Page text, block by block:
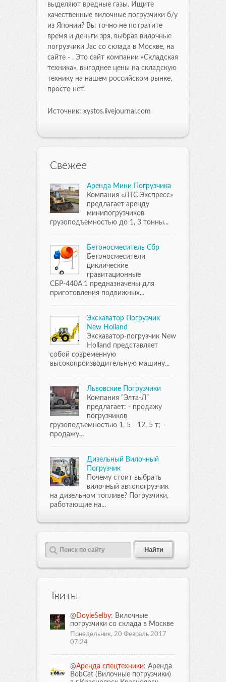
выделяют вредные газы. Ищите
качественные вилочные погрузчики б/у
из Японии? Вы точно не потратите
время и деньги зря, выбрав вилочные
погрузчики Jac со склада в Москве, на
сайте - . Это сайт компании «Складская
техника», выгоднее цены на складскую
технику на нашем российском рынке,
просто нет.
Источник: xystos.livejournal.com
Свежее
Аренда Мини Погрузчика
Компания «ЛТС Экспресс»
предлагает аренду
минипогрузчиков
грузоподъемностью до 1, 3 тонны...
Бетоносмеситель Сбр
Бетоносмесители
циклические
гравитационные
СБР-440А.1 предназначены для
приготовления подвижных...
Экскаватор Погрузчик
New Holland
Экскаватор-погрузчик New
Holland представляет
собой современную
высокопроизводительную машину...
Львовские Погрузчики
Компания ”Элта-Л”
предлагает: - продажу
погрузчиков
грузоподъемностью 1, 5 - 12, 5 т; -
продажу...
Дизельный Вилочный
Погрузчик
Почему стоит выбрать
вилочный автопогрузчик
на дизельном топливе? Погрузчики,
работающие на...
Твиты
@ DoyleSelby: Вилочные
погрузчики со склада в Москве
Понедельник, 20 Февраль 2017
07:24
@Аренда спецтехники: Аренда
BobCat (Вилочные погрузчики)